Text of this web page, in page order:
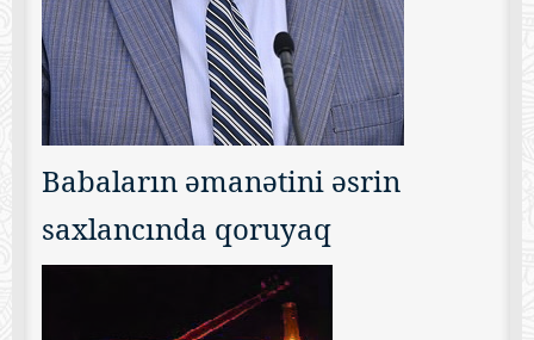
Babaların əmanətini əsrin
saxlancında qoruyaq